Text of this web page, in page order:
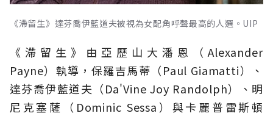
《滯留生》達芬喬伊藍道夫被視為女配角呼聲最高的人選。UIP
《滯留生》由亞歷山大潘恩（Alexander
Payne）執導，保羅吉馬蒂（Paul Giamatti）、
達芬喬伊藍道夫（Da'Vine Joy Randolph）、明
尼克塞薩（Dominic Sessa）與卡麗普雷斯頓